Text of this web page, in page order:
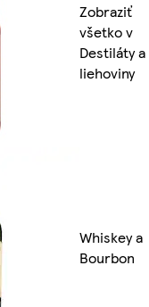
Zobraziť
všetko v
Destiláty a
liehoviny
Whiskey a
Bourbon